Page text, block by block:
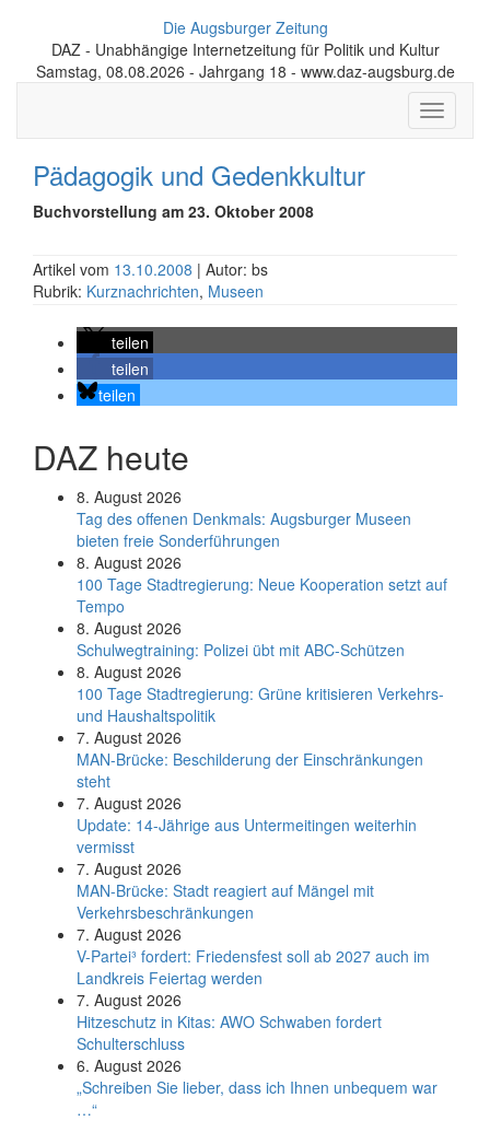
Die Augsburger Zeitung
DAZ - Unabhängige Internetzeitung für Politik und Kultur
Samstag, 08.08.2026 - Jahrgang 18 - www.daz-augsburg.de
Toggle
Pädagogik und Gedenkkultur
Buchvorstellung am 23. Oktober 2008
Artikel vom 13.10.2008 | Autor: bs
Rubrik: Kurznachrichten, Museen
teilen
teilen
teilen
DAZ heute
8. August 2026
Tag des offenen Denkmals: Augsburger Museen
bieten freie Sonderführungen
8. August 2026
100 Tage Stadtregierung: Neue Kooperation setzt auf
Tempo
8. August 2026
Schul­weg­trai­ning: Poli­zei übt mit ABC-Schüt­zen
8. August 2026
100 Tage Stadtregierung: Grüne kritisieren Verkehrs-
und Haushaltspolitik
7. August 2026
MAN-Brücke: Beschilderung der Einschränkungen
steht
7. August 2026
Update: 14-Jährige aus Untermeitingen weiterhin
vermisst
7. August 2026
MAN-Brücke: Stadt reagiert auf Mängel mit
Verkehrsbeschränkungen
7. August 2026
V-Partei­³ fordert: Friedens­fest soll ab 2027 auch im
Land­kreis Feier­tag werden
7. August 2026
Hitzeschutz in Kitas: AWO Schwaben fordert
Schulterschluss
6. August 2026
„Schreiben Sie lieber, dass ich Ihnen unbequem war
…“